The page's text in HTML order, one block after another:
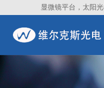
显微镜平台，太阳